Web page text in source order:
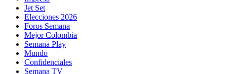
Jet Set
Elecciones 2026
Foros Semana
Mejor Colombia
Semana Play
Mundo
Confidenciales
Semana TV